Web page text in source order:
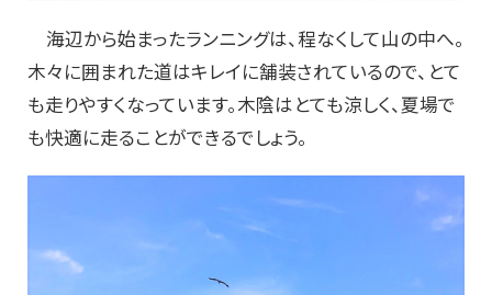
海辺から始まったランニングは、程なくして山の中へ。
木々に囲まれた道はキレイに舗装されているので、とて
も走りやすくなっています。木陰はとても涼しく、夏場で
も快適に走ることができるでしょう。